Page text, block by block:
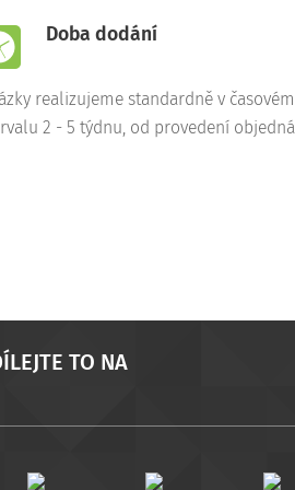
Doba dodání
realizujeme standardně v časovém
2 - 5 týdnu, od provedení
TO NA